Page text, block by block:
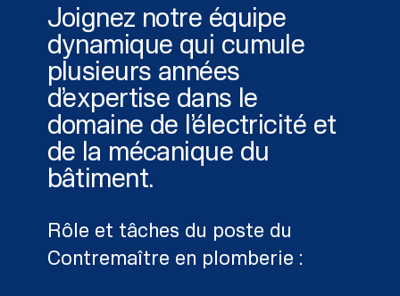
Joignez notre équipe
dynamique qui cumule
plusieurs années
d’expertise dans le
domaine de l’électricité et
de la mécanique du
bâtiment.
Rôle et tâches du poste du
Contremaître en plomberie :